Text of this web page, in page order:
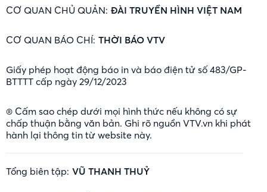
CƠ QUAN CHỦ QUẢN: ĐÀI TRUYỀN HÌNH VIỆT NAM
CƠ QUAN BÁO CHÍ: THỜI BÁO VTV
Giấy phép hoạt động báo in và báo điện tử số 483/GP-
BTTTT cấp ngày 29/12/2023
® Cấm sao chép dưới mọi hình thức nếu không có sự
chấp thuận bằng văn bản. Ghi rõ nguồn VTV.vn khi phát
hành lại thông tin từ website này.
Tổng biên tập: VŨ THANH THUỶ